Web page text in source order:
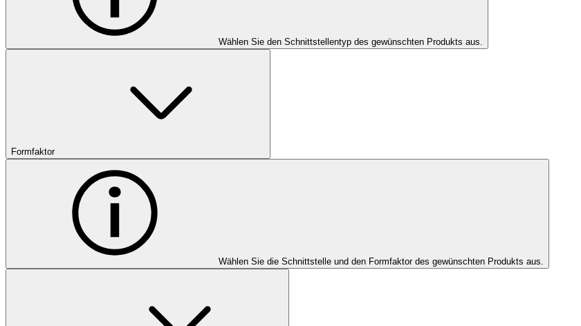
Wählen Sie den Schnittstellentyp des gewünschten Produkts aus.
Formfaktor
Wählen Sie die Schnittstelle und den Formfaktor des gewünschten Produkts aus.